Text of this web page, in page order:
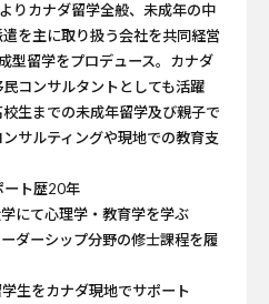
りカナダ留学全般、未成年の中
を主に取り扱う会社を共同経営
型留学をプロデュース。カナダ
コンサルタントとしても活躍
生までの未成年留学及び親子で
サルティングや現地での教育支
ト歴20年
にて心理学・教育学を学ぶ
ダーシップ分野の修士課程を履
生をカナダ現地でサポート